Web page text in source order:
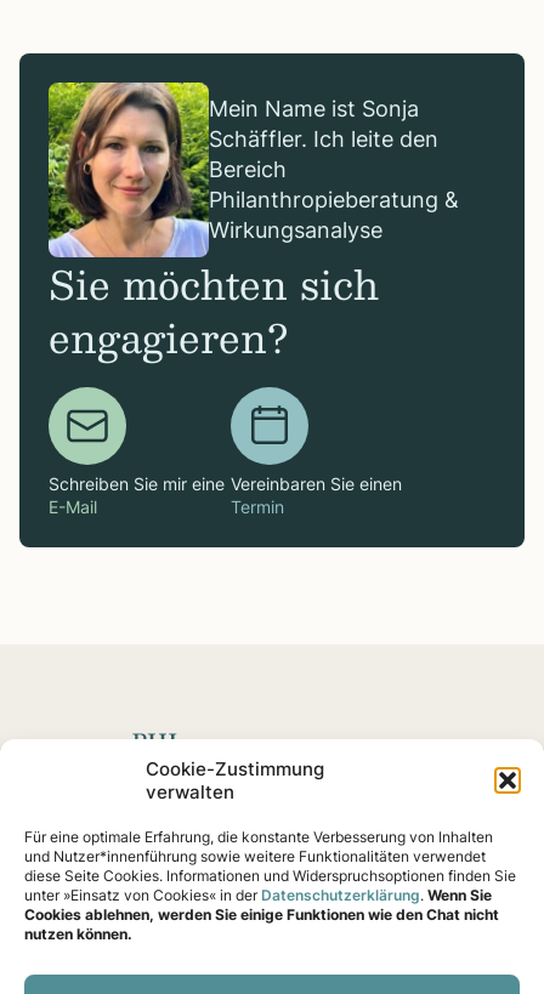
Cookie-Zustimmung
verwalten
Für eine optimale Erfahrung, die konstante Verbesserung von Inhalten
und Nutzer*innenführung sowie weitere Funktionalitäten verwendet
diese Seite Cookies. Informationen und Widerspruchsoptionen finden Sie
unter »Einsatz von Cookies« in derDatenschutzerklärung. Wenn Sie
Cookies ablehnen, werden Sie einige Funktionen wie den Chat nicht
nutzen können.
Mein Name ist Sonja
Schäffler. Ich leite den
Bereich
Philanthropieberatung &
Wirkungsanalyse
Sie möchten sich
engagieren?
Schreiben Sie mir eine
E-Mail
Vereinbaren Sie einen
Termin
nachweislich eine Wirkung erzielen – von Klimaschutz
bis Gemeinschaftshilfe.